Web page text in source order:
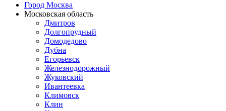
Город Москва
Московская область
Дмитров
Долгопрудный
Домодедово
Дубна
Егорьевск
Железнодорожный
Жуковский
Ивантеевка
Климовск
Клин